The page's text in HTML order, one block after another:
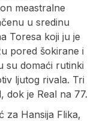
meastralne
u sredinu
Toresa koji ju je
pored šokirane i
su domaći rutinki
ljutog rivala. Tri
dok je Real na 77.
za Hansija Flika,